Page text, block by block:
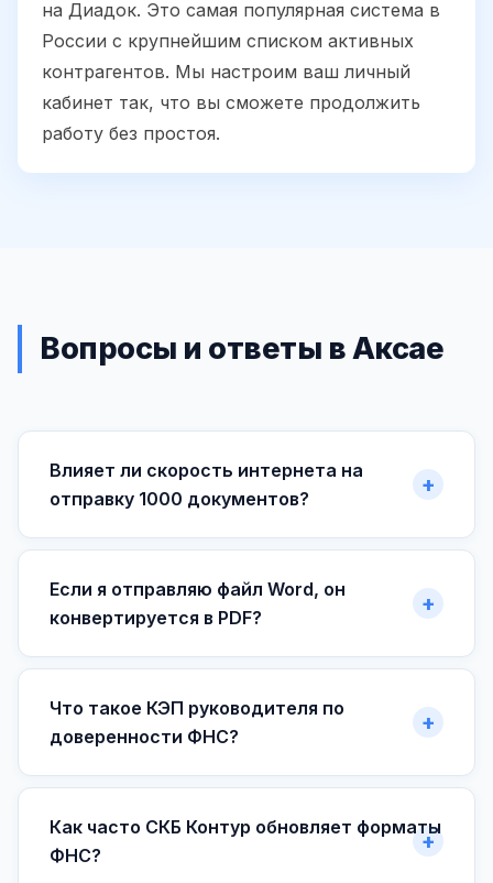
на Диадок. Это самая популярная система в
России с крупнейшим списком активных
контрагентов. Мы настроим ваш личный
кабинет так, что вы сможете продолжить
работу без простоя.
Вопросы и ответы в Аксае
Влияет ли скорость интернета на
отправку 1000 документов?
Если я отправляю файл Word, он
конвертируется в PDF?
Что такое КЭП руководителя по
доверенности ФНС?
Как часто СКБ Контур обновляет форматы
ФНС?